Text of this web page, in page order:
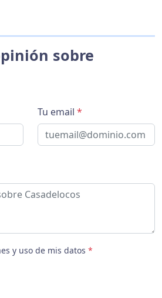
sobre
Tu email *
y uso de mis datos *